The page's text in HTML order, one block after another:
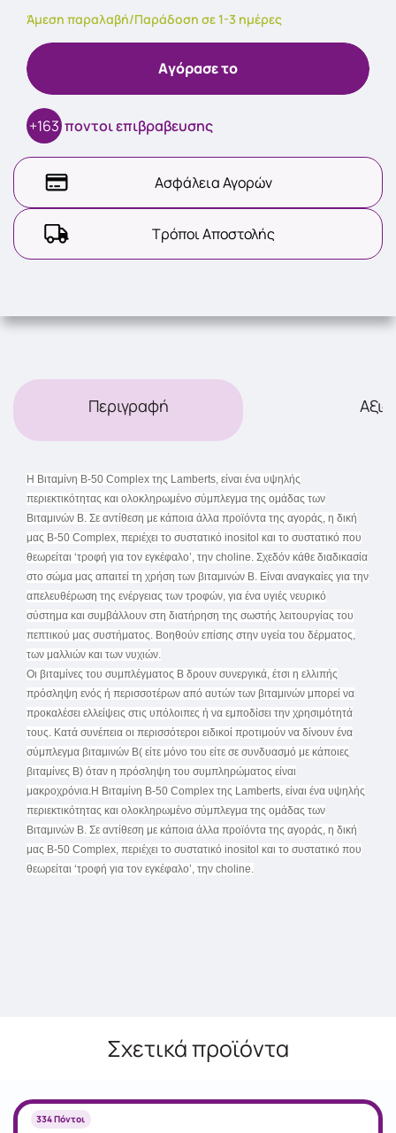
Άμεση παραλαβή/Παράδοση σε 1-3 ημέρες
Aγόρασε το
+163 ποντοι επιβραβευσης
Ασφάλεια Αγορών
Τρόποι Αποστολής
Περιγραφή
Η Βιταμίνη Β-50 Complex της Lamberts, είναι ένα υψηλής
περιεκτικότητας και ολοκληρωμένο σύμπλεγμα της ομάδας των
Βιταμινών Β. Σε αντίθεση με κάποια άλλα προϊόντα της αγοράς, η δική
μας Β-50 Complex, περιέχει το συστατικό inositol και το συστατικό που
θεωρείται ‘τροφή για τον εγκέφαλο’, την choline. Σχεδόν κάθε διαδικασία
στο σώμα μας απαιτεί τη χρήση των βιταμινών Β. Είναι αναγκαίες για την
απελευθέρωση της ενέργειας των τροφών, για ένα υγιές νευρικό
σύστημα και συμβάλλουν στη διατήρηση της σωστής λειτουργίας του
πεπτικού μας συστήματος. Βοηθούν επίσης στην υγεία του δέρματος,
των μαλλιών και των νυχιών.
Οι βιταμίνες του συμπλέγματος Β δρουν συνεργικά, έτσι η ελλιπής
πρόσληψη ενός ή περισσοτέρων από αυτών των βιταμινών μπορεί να
προκαλέσει ελλείψεις στις υπόλοιπες ή να εμποδίσει την χρησιμότητά
τους. Κατά συνέπεια οι περισσότεροι ειδικοί προτιμούν να δίνουν ένα
σύμπλεγμα βιταμινών Β( είτε μόνο του είτε σε συνδυασμό με κάποιες
βιταμίνες Β) όταν η πρόσληψη του συμπληρώματος είναι
μακροχρόνια.Η Βιταμίνη Β-50 Complex της Lamberts, είναι ένα υψηλής
περιεκτικότητας και ολοκληρωμένο σύμπλεγμα της ομάδας των
Βιταμινών Β. Σε αντίθεση με κάποια άλλα προϊόντα της αγοράς, η δική
μας Β-50 Complex, περιέχει το συστατικό inositol και το συστατικό που
θεωρείται ‘τροφή για τον εγκέφαλο’, την choline.
Σχετικά προϊόντα
334 Πόντοι